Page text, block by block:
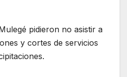
pidieron no asistir a
y cortes de servicios